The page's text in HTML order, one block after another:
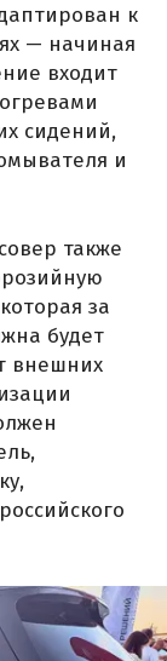
к
— начиная
входит
сидений,
и
также
за
будет
внешних